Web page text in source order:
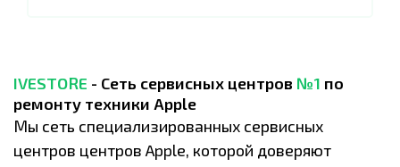
IVESTORE - Сеть сервисных центров №1 по
ремонту техники Apple
Мы сеть специализированных сервисных
центров центров Apple, которой доверяют